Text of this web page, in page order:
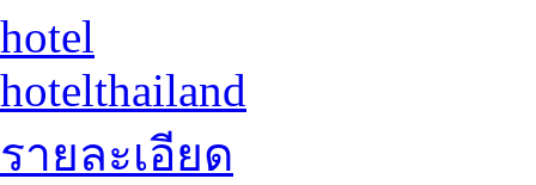
hotel
hotelthailand
รายละเอียด